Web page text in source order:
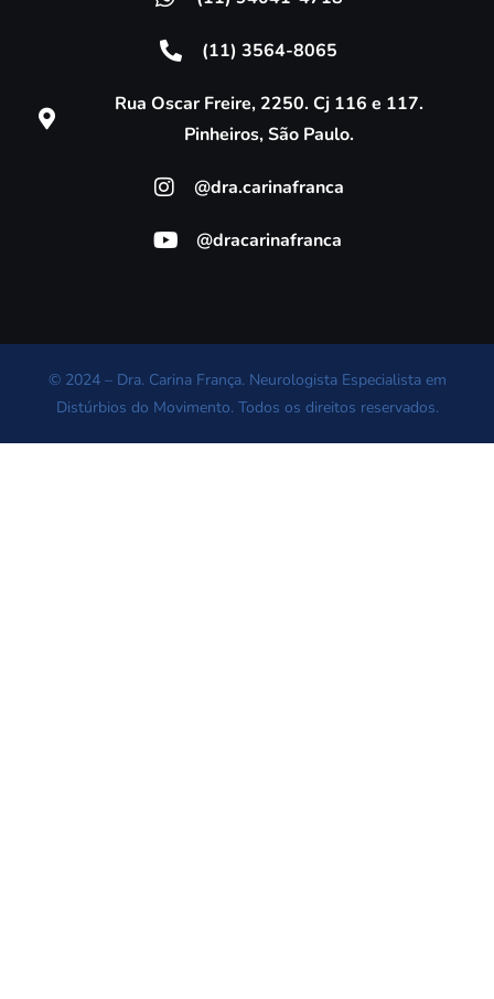
(11) 3564-8065
Rua Oscar Freire, 2250. Cj 116 e 117.
Pinheiros, São Paulo.
@dra.carinafranca
@dracarinafranca
© 2024 – Dra. Carina França. Neurologista Especialista em
Distúrbios do Movimento. Todos os direitos reservados.